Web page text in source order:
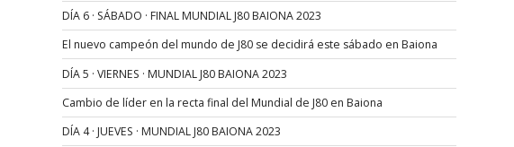
DÍA 6 · SÁBADO · FINAL MUNDIAL J80 BAIONA 2023
El nuevo campeón del mundo de J80 se decidirá este sábado en Baiona
DÍA 5 · VIERNES · MUNDIAL J80 BAIONA 2023
Cambio de líder en la recta final del Mundial de J80 en Baiona
DÍA 4 · JUEVES · MUNDIAL J80 BAIONA 2023